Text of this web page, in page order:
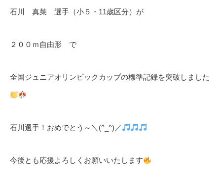
石川 真菜 選手（小５・11歳区分）が
２００ｍ自由形 で
全国ジュニアオリンピックカップの標準記録を突破しました
石川選手！おめでとう～＼(^_^)／
今後とも応援よろしくお願いいたします